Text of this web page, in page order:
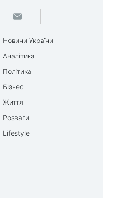
Новини України
Аналітика
Політика
Бізнес
Життя
Розваги
Lifestyle